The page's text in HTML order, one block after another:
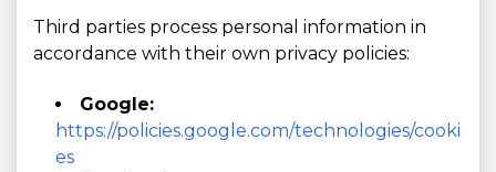
Third parties process personal information in
accordance with their own privacy policies:
Google:
https://policies.google.com/technologies/cooki
es